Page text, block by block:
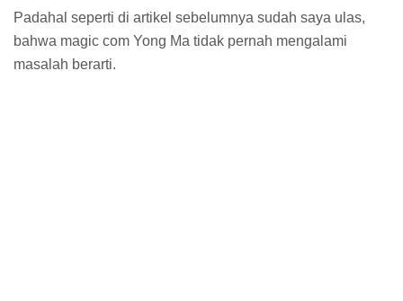
Padahal seperti di artikel sebelumnya sudah saya ulas,
bahwa magic com Yong Ma tidak pernah mengalami
masalah berarti.